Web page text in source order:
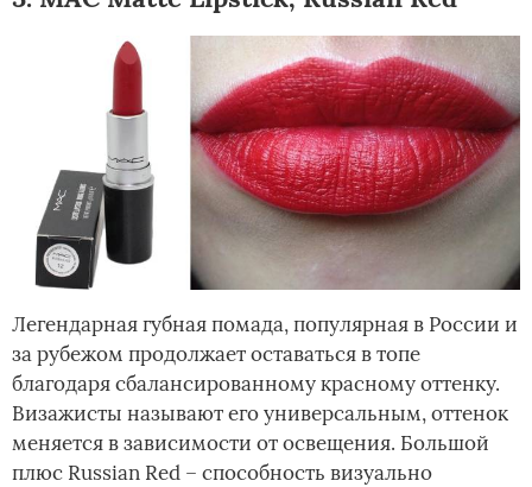
Легендарная губная помада, популярная в России и
за рубежом продолжает оставаться в топе
благодаря сбалансированному красному оттенку.
Визажисты называют его универсальным, оттенок
меняется в зависимости от освещения. Большой
плюс Russian Red – способность визуально